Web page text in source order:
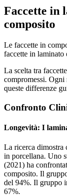
Faccette in
composito
Le faccette in
faccette in
La scelta tra
compromessi.
queste differenze
Confronto
Longevità: I
La ricerca dimostra
in porcellana. Uno
(2021) ha
composito. Il
del 94%. Il gruppo
67%.